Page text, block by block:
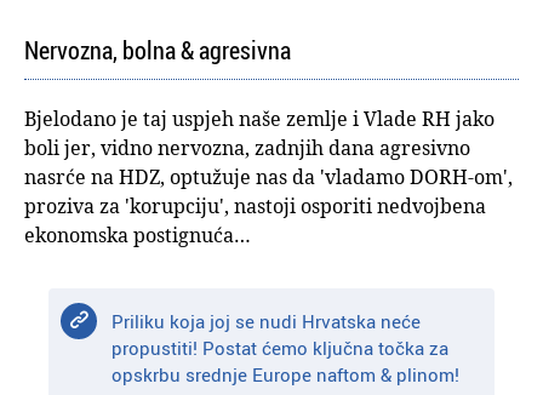
Nervozna, bolna & agresivna
Bjelodano je taj uspjeh naše zemlje i Vlade RH jako
boli jer, vidno nervozna, zadnjih dana agresivno
nasrće na HDZ, optužuje nas da 'vladamo DORH-om',
proziva za 'korupciju', nastoji osporiti nedvojbena
ekonomska postignuća…
Priliku koja joj se nudi Hrvatska neće
propustiti! Postat ćemo ključna točka za
opskrbu srednje Europe naftom & plinom!